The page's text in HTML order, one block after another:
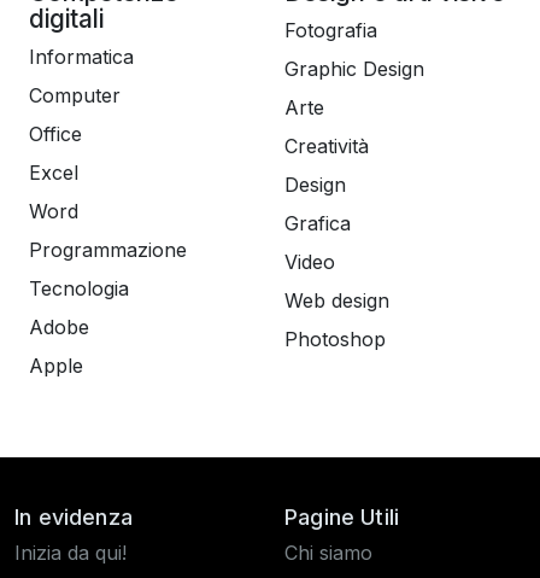
Iniziamo subito.
digitali
Informatica
Computer
Office
Excel
Word
Programmazione
Tecnologia
Adobe
Apple
Fotografia
Graphic Design
Arte
Creatività
Design
Grafica
Video
Web design
Photoshop
In evidenza
Inizia da qui!
Pagine Utili
Chi siamo